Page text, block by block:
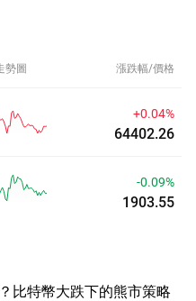
勢圖 漲跌幅/價格
+0.04%
64402.26
-0.09%
1903.54
比特幣大跌下的熊市策略